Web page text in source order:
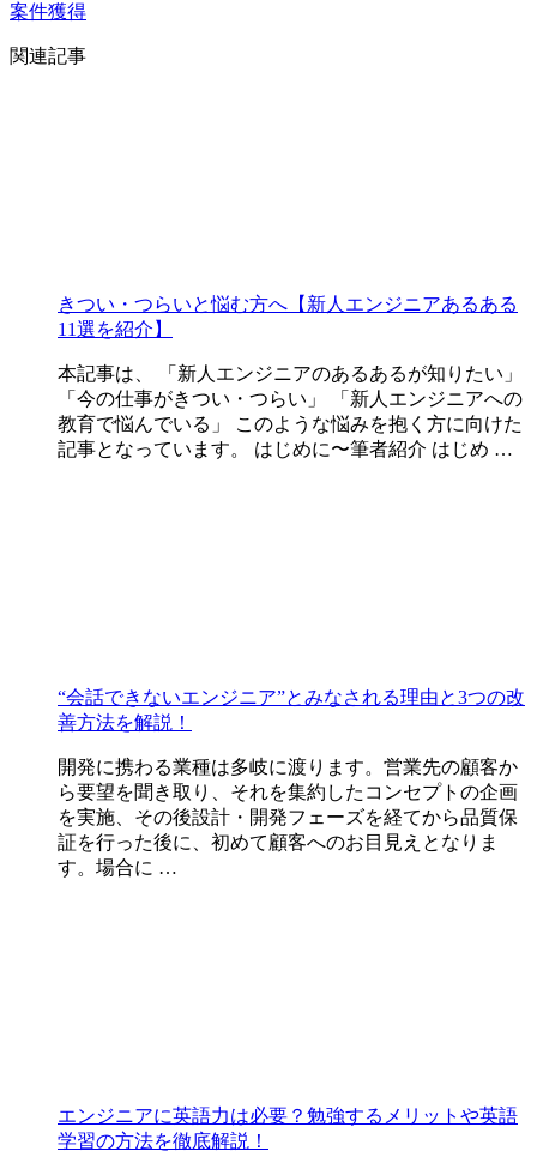
案件獲得
関連記事
きつい・つらいと悩む方へ【新人エンジニアあるある
11選を紹介】
本記事は、 「新人エンジニアのあるあるが知りたい」
「今の仕事がきつい・つらい」 「新人エンジニアへの
教育で悩んでいる」 このような悩みを抱く方に向けた
記事となっています。 はじめに〜筆者紹介 はじめ …
“会話できないエンジニア”とみなされる理由と3つの改
善方法を解説！
開発に携わる業種は多岐に渡ります。営業先の顧客か
ら要望を聞き取り、それを集約したコンセプトの企画
を実施、その後設計・開発フェーズを経てから品質保
証を行った後に、初めて顧客へのお目見えとなりま
す。場合に …
エンジニアに英語力は必要？勉強するメリットや英語
学習の方法を徹底解説！